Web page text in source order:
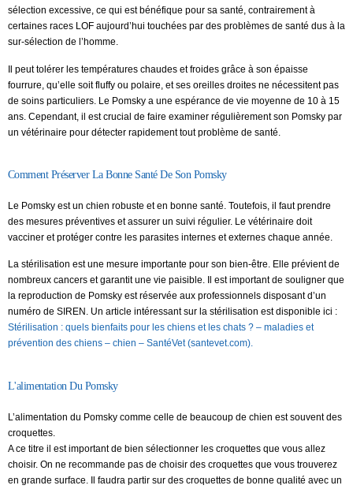
sélection excessive, ce qui est bénéfique pour sa santé, contrairement à
certaines races LOF aujourd’hui touchées par des problèmes de santé dus à la
sur-sélection de l’homme.
Il peut tolérer les températures chaudes et froides grâce à son épaisse
fourrure, qu’elle soit fluffy ou polaire, et ses oreilles droites ne nécessitent pas
de soins particuliers. Le Pomsky a une espérance de vie moyenne de 10 à 15
ans. Cependant, il est crucial de faire examiner régulièrement son Pomsky par
un vétérinaire pour détecter rapidement tout problème de santé.
Comment Préserver La Bonne Santé De Son Pomsky
Le Pomsky est un chien robuste et en bonne santé. Toutefois, il faut prendre
des mesures préventives et assurer un suivi régulier. Le vétérinaire doit
vacciner et protéger contre les parasites internes et externes chaque année.
La stérilisation est une mesure importante pour son bien-être. Elle prévient de
nombreux cancers et garantit une vie paisible. Il est important de souligner que
la reproduction de Pomsky est réservée aux professionnels disposant d’un
numéro de SIREN. Un article intéressant sur la stérilisation est disponible ici :
Stérilisation : quels bienfaits pour les chiens et les chats ? – maladies et
prévention des chiens – chien – SantéVet (santevet.com).
L'alimentation Du Pomsky
L’alimentation du Pomsky comme celle de beaucoup de chien est souvent des
croquettes.
A ce titre il est important de bien sélectionner les croquettes que vous allez
choisir. On ne recommande pas de choisir des croquettes que vous trouverez
en grande surface. Il faudra partir sur des croquettes de bonne qualité avec un